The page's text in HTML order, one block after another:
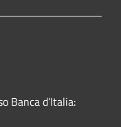
Banca d’Italia: